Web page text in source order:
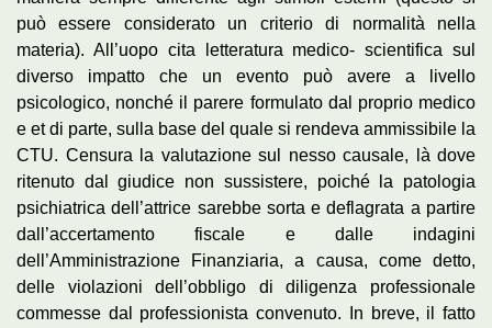
può essere considerato un criterio di normalità nella
materia). All’uopo cita letteratura medico- scientifica sul
diverso impatto che un evento può avere a livello
psicologico, nonché il parere formulato dal proprio medico
e et di parte, sulla base del quale si rendeva ammissibile la
CTU. Censura la valutazione sul nesso causale, là dove
ritenuto dal giudice non sussistere, poiché la patologia
psichiatrica dell’attrice sarebbe sorta e deflagrata a partire
dall’accertamento fiscale e dalle indagini
dell’Amministrazione Finanziaria, a causa, come detto,
delle violazioni dell’obbligo di diligenza professionale
commesse dal professionista convenuto. In breve, il fatto